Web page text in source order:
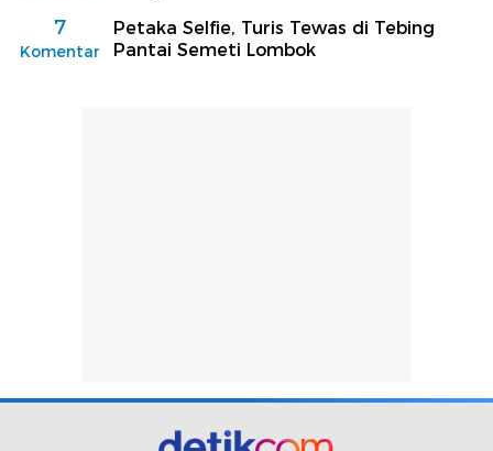
7
Komentar
Petaka Selfie, Turis Tewas di Tebing
Pantai Semeti Lombok